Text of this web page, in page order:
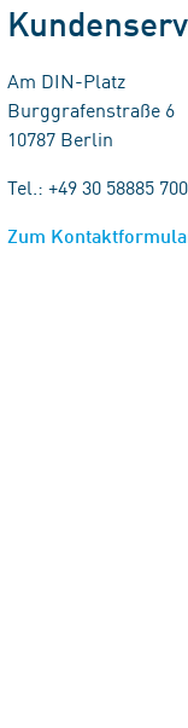
Am DIN-Platz
Burggrafenstraße 6
10787 Berlin
Tel.: +49 30 58885
Zum